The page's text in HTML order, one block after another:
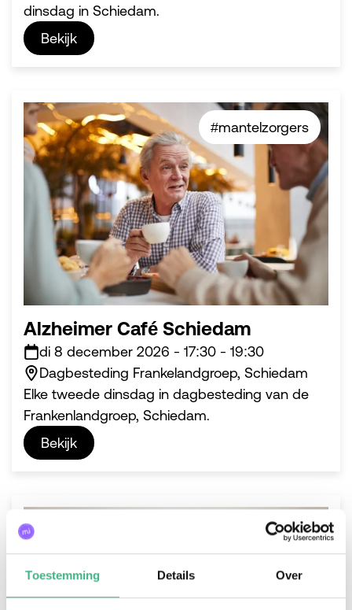
Toestemming Details Over
dinsdag in Schiedam.
Bekijk
Alzheimer Café Schiedam
di 8 december 2026 - 17:30 - 19:30
Dagbesteding Frankelandgroep, Schiedam
Elke tweede dinsdag in dagbesteding van de
Frankenlandgroep, Schiedam.
Bekijk
#mantelzorgers
#volwassenen